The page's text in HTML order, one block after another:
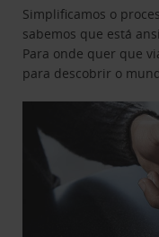
Simplificamos o
sabemos que está
Para onde quer que
para descobrir o